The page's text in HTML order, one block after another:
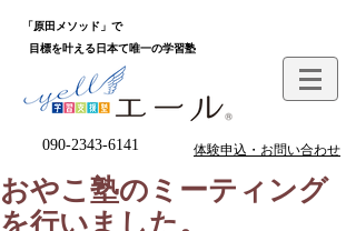
「原田メソッド」で
目標を叶える日本て唯一の学習塾
090-2343-6141 体験申込・お問い合わせ
おやこ塾のミーティング
を行いました。